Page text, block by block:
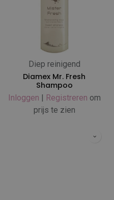
Diep reinigend
Diamex Mr. Fresh
Shampoo
Inloggen | Registreren om
prijs te zien